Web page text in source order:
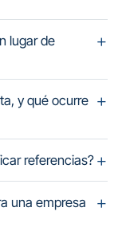
lugar de
y qué ocurre
referencias?
una empresa